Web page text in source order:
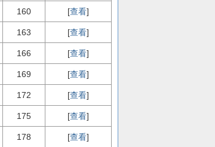
160 [查看]
163 [查看]
166 [查看]
169 [查看]
172 [查看]
175 [查看]
178 [查看]